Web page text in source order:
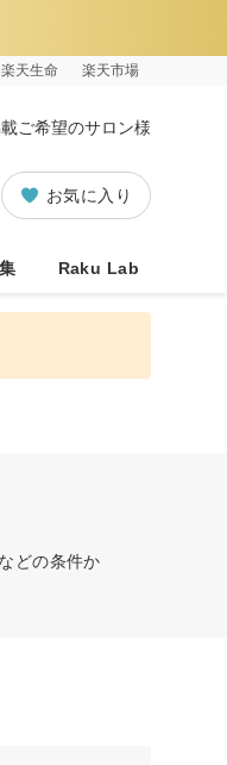
楽天生命 楽天市場
ご希望のサロン様
お気に入り
Raku Lab
どの条件か